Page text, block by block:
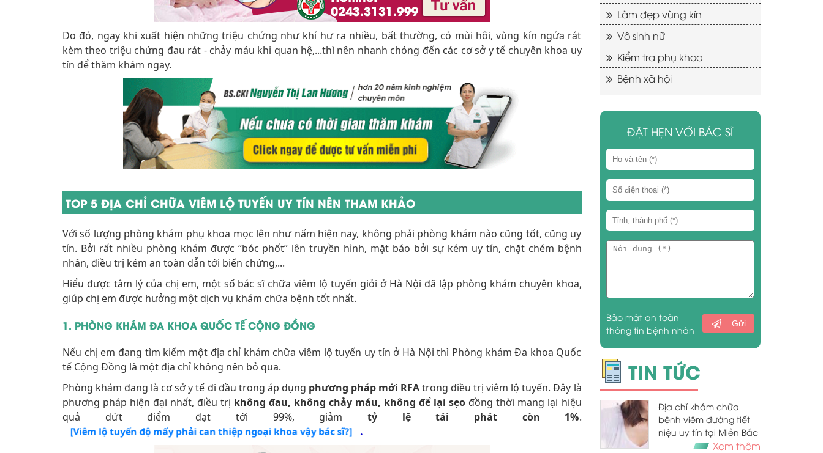
Do đó, ngay khi xuất hiện những triệu chứng như khí hư ra nhiều, bất thường, có mùi hôi, vùng kín ngứa rát
kèm theo triệu chứng đau rát - chảy máu khi quan hệ,...thì nên nhanh chóng đến các cơ sở y tế chuyên khoa uy
tín để thăm khám ngay.
TOP 5 ĐỊA CHỈ CHỮA VIÊM LỘ TUYẾN UY TÍN NÊN THAM KHẢO
Với số lượng phòng khám phụ khoa mọc lên như nấm hiện nay, không phải phòng khám nào cũng tốt, cũng uy
tín. Bởi rất nhiều phòng khám được “bóc phốt” lên truyền hình, mặt báo bởi sự kém uy tín, chặt chém bệnh
nhân, điều trị kém an toàn dẫn tới biến chứng,...
Hiểu được tâm lý của chị em, một số bác sĩ chữa viêm lộ tuyến giỏi ở Hà Nội đã lập phòng khám chuyên khoa,
giúp chị em được hưởng một dịch vụ khám chữa bệnh tốt nhất.
1. PHÒNG KHÁM ĐA KHOA QUỐC TẾ CỘNG ĐỒNG
Nếu chị em đang tìm kiếm một địa chỉ khám chữa viêm lộ tuyến uy tín ở Hà Nội thì Phòng khám Đa khoa Quốc
tế Cộng Đồng là một địa chỉ không nên bỏ qua.
Phòng khám đang là cơ sở y tế đi đầu trong áp dụng phương pháp mới RFAtrong điều trị viêm lộ tuyến. Đây là
phương pháp hiện đại nhất, điều trị không đau, không chảy máu, không để lại sẹo đồng thời mang lại hiệu
quả dứt điểm đạt tới 99%, giảm tỷ lệ tái phát còn 1%.
[Viêm lộ tuyến độ mấy phải can thiệp ngoại khoa vậy bác sĩ?] .
Làm đẹp vùng kín
Vô sinh nữ
Kiểm tra phụ khoa
Bệnh xã hội
ĐẶT HẸN VỚI BÁC SĨ
Bảo mật an toàn
thông tin bệnh nhân
Gửi
TIN TỨC
Địa chỉ khám chữa
bệnh viêm đường tiết
niệu uy tín tại Miền Bắc
Xem thêm